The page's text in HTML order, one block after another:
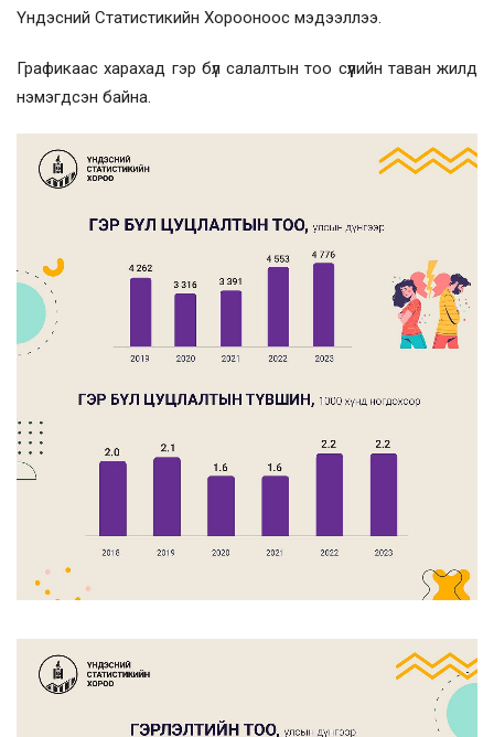
Үндэсний Статистикийн Хорооноос мэдээллээ.
Графикаас харахад гэр бүл салалтын тоо сүүлийн таван жилд
нэмэгдсэн байна.